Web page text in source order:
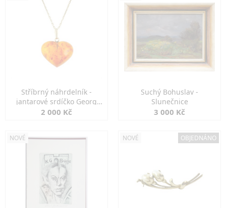
Stříbrný náhrdelník -
jantarové srdíčko Georg
Kramer
2 000 Kč
Suchý Bohuslav -
Slunečnice
3 000 Kč
NOVÉ NOVÉ OBJEDNÁNO